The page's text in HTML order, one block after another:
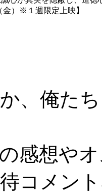
金）※１週限定上映】
か、俺た
感想や
コメン